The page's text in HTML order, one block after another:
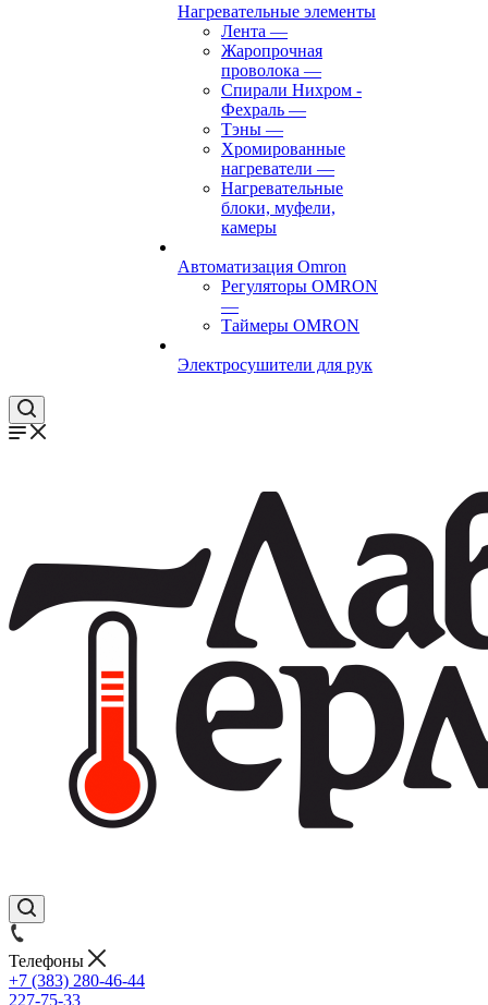
Нагревательные элементы
Лента —
Жаропрочная
проволока —
Спирали Нихром -
Фехраль —
Тэны —
Хромированные
нагреватели —
Нагревательные
блоки, муфели,
камеры
Автоматизация Omron
Регуляторы OMRON
—
Таймеры OMRON
Электросушители для рук
Телефоны
+7 (383) 280-46-44
227-75-33